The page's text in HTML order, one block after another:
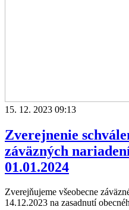
15. 12. 2023 09:13
Zverejnenie
záväzných
01.01.2024
Zverejňujeme všeobecne
14.12.2023 na zasadnutí